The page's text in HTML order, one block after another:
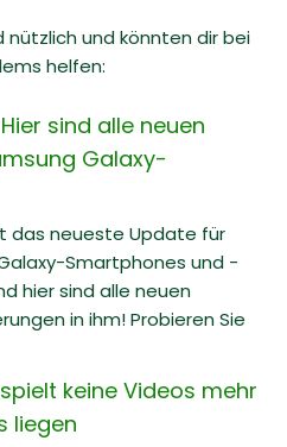
nützlich und könnten dir bei
helfen:
sind alle neuen
Galaxy-
das neueste Update für
Smartphones und -
hier sind alle neuen
in ihm! Probieren Sie
keine Videos mehr
liegen